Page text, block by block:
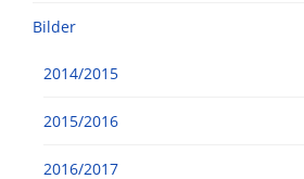
Bilder
2014/2015
2015/2016
2016/2017